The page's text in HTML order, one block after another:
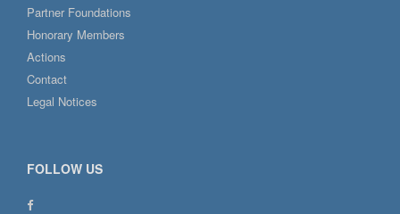
Partner Foundations
Honorary Members
Actions
Contact
Legal Notices
FOLLOW US